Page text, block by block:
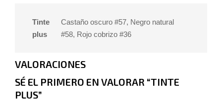
Tinte
plus
Castaño oscuro #57, Negro natural
#58, Rojo cobrizo #36
VALORACIONES
SÉ EL PRIMERO EN VALORAR “TINTE
PLUS”